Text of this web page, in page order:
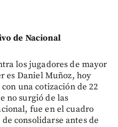
de Nacional
los jugadores de mayor
es Daniel Muñoz, hoy
una cotización de 22
no surgió de las
fue en el cuadro
consolidarse antes de